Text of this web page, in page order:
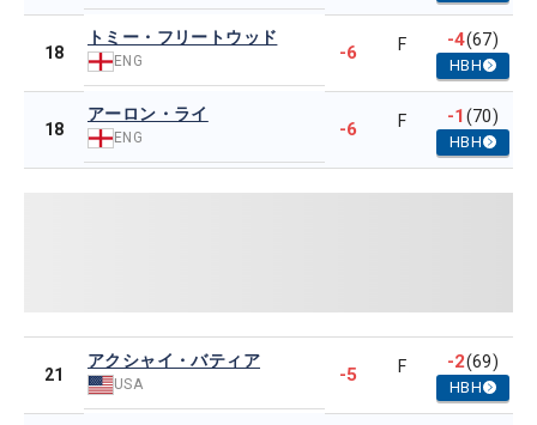
18
トミー・フリートウッド
ENG -6 F -4(67)
HBH
18
アーロン・ライ
ENG -6 F -1(70)
HBH
21
アクシャイ・バティア
USA -5 F -2(69)
HBH